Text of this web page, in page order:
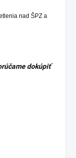
nad ŠPZ a
dokúpiť